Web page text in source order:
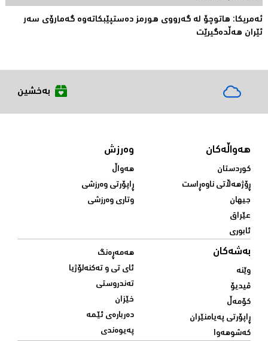
ئەمریكا: هاتوچۆ لە گەرووی هورمز دەستپێبكاتەوە گەمارۆی سەر
ئێران هەڵدەگیرێت
بەخشین
هەواڵەکان
کوردستان
ڕۆژهەڵاتی ناوەڕاست
جیهان
عێراق
ئابوری
وەرزش
هەواڵ
ڕاپۆرتی وەرزشی
وتاری وەرزشی
بەشەکان
وێنە
ڤیدیۆ
کۆمەڵ
ڕاپۆرتی پەیامنێران
کەشوهەوا
هەمەڕەنگ
ئای تی و تەکنەلۆژیا
تەندروستی
خێزان
دەربارەی ئێمە
پەیوەندی